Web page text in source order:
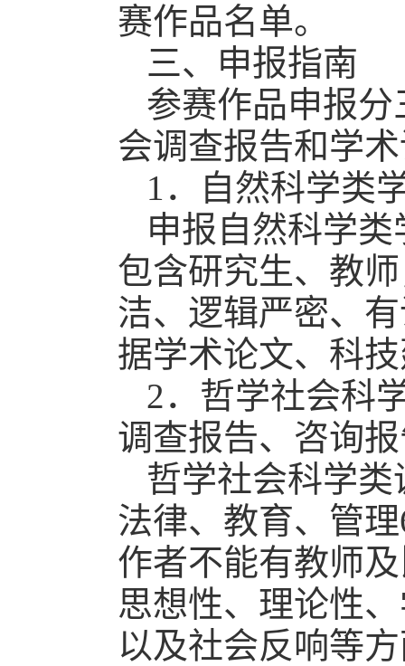
赛作品名单。
三、申报指南
参赛作品申报
会调查报告和学
1．自然科学类
申报自然科学
包含研究生、教
洁、逻辑严密、
据学术论文、科
2．哲学社会科
调查报告、咨询
哲学社会科学
法律、教育、管
作者不能有教师
思想性、理论性
以及社会反响等